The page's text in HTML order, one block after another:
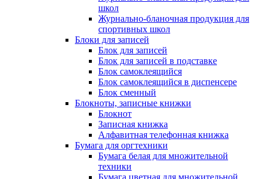
школ
Журнально-бланочная продукция для
спортивных школ
Блоки для записей
Блок для записей
Блок для записей в подставке
Блок самоклеящийся
Блок самоклеящийся в диспенсере
Блок сменный
Блокноты, записные книжки
Блокнот
Записная книжка
Алфавитная телефонная книжка
Бумага для оргтехники
Бумага белая для множительной
техники
Бумага цветная для множительной